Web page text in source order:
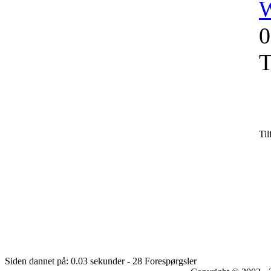
Siden dannet på: 0.03 sekunder - 28 Forespørgsler